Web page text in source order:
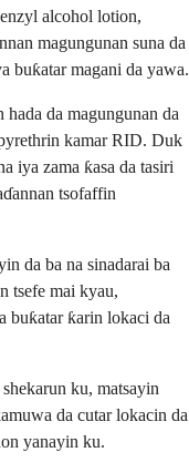
alcohol lotion,
magungunan suna da
buƙatar magani da yawa.
hada da magungunan da
kamar RID. Duk
iya zama ƙasa da tasiri
tsofaffin
da ba na sinadarai ba
tsefe mai kyau,
buƙatar ƙarin lokaci da
ku, matsayin
da cutar lokacin da
yanayin ku.